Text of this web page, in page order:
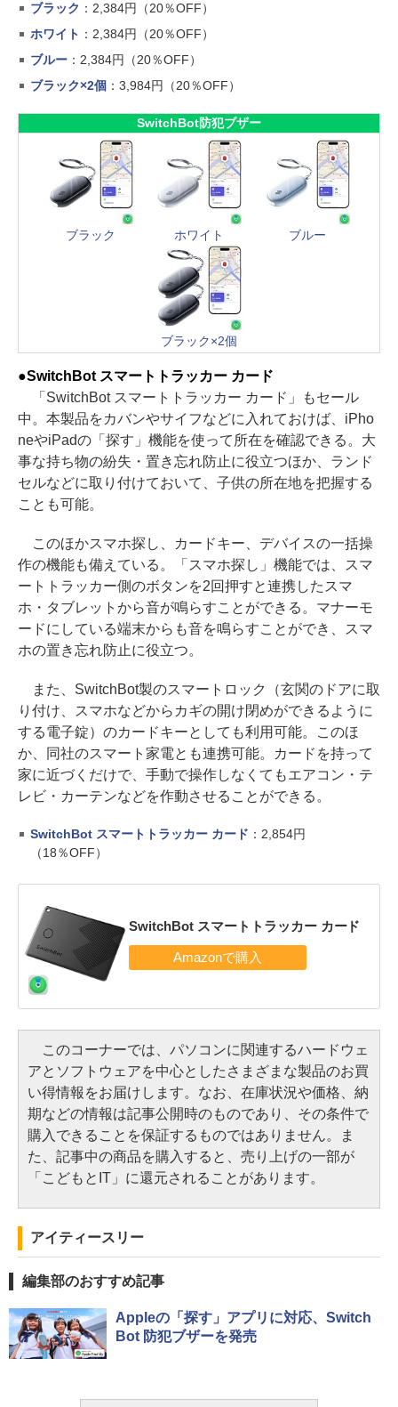
ブラック ：2,384円（20％OFF）
ホワイト ：2,384円（20％OFF）
ブルー：2,384円（20％OFF）
ブラック×2個 ：3,984円（20％OFF）
SwitchBot防犯ブザー
ブラック ホワイト ブルー
ブラック×2個
●SwitchBot スマートトラッカー カード
「SwitchBot スマートトラッカー カード」もセール
中。本製品をカバンやサイフなどに入れておけば、iPho
neやiPadの「探す」機能を使って所在を確認できる。大
事な持ち物の紛失・置き忘れ防止に役立つほか、ランド
セルなどに取り付けておいて、子供の所在地を把握する
ことも可能。
このほかスマホ探し、カードキー、デバイスの一括操
作の機能も備えている。「スマホ探し」機能では、スマ
ートトラッカー側のボタンを2回押すと連携したスマ
ホ・タブレットから音が鳴らすことができる。マナーモ
ードにしている端末からも音を鳴らすことができ、スマ
ホの置き忘れ防止に役立つ。
また、SwitchBot製のスマートロック（玄関のドアに取
り付け、スマホなどからカギの開け閉めができるように
する電子錠）のカードキーとしても利用可能。このほ
か、同社のスマート家電とも連携可能。カードを持って
家に近づくだけで、手動で操作しなくてもエアコン・テ
レビ・カーテンなどを作動させることができる。
SwitchBot スマートトラッカー カード ：2,854円
（18％OFF）
SwitchBot スマートトラッカー カード
このコーナーでは、パソコンに関連するハードウェ
アとソフトウェアを中心としたさまざまな製品のお買
い得情報をお届けします。なお、在庫状況や価格、納
期などの情報は記事公開時のものであり、その条件で
購入できることを保証するものではありません。ま
た、記事中の商品を購入すると、売り上げの一部が
「こどもとIT」に還元されることがあります。
アイティースリー
編集部のおすすめ記事
Appleの「探す」アプリに対応、Switch
Bot 防犯ブザーを発売